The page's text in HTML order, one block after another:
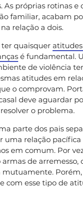
As próprias rotinas e
familiar, acabam
relação a dois.
quaisquer atitudes
é fundamental.
de violência
atitudes em
o comprovam.
deve aguardar
o problema.
parte dos pais
uma relação
em comum. Por
armas de arremesso,
Porém,
com esse tipo de